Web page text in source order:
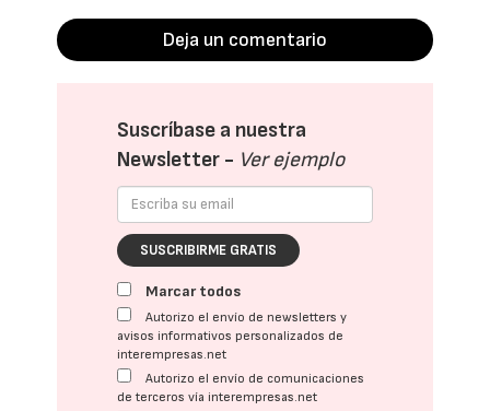
Deja un comentario
Suscríbase a nuestra
Newsletter - Ver ejemplo
SUSCRIBIRME GRATIS
Marcar todos
Autorizo el envío de newsletters y
avisos informativos personalizados de
interempresas.net
Autorizo el envío de comunicaciones
de terceros vía interempresas.net